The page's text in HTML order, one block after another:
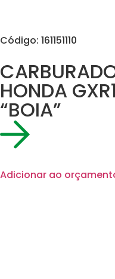
Código: 161151110
HONDA
“BOIA”
Adicionar ao